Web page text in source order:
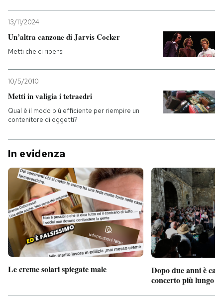
13/11/2024
Un’altra canzone di Jarvis Cocker
Metti che ci ripensi
10/5/2010
Metti in valigia i tetraedri
Qual è il modo più efficiente per riempire un
contenitore di oggetti?
In evidenza
Le creme solari spiegate male
Dopo due anni è
concerto più lungo